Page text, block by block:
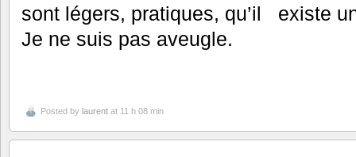
sont légers, pratiques, qu’il existe
Je ne suis pas aveugle.
Posted by laurent at 11 h 08 min